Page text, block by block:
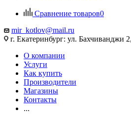
Сравнение товаров0
mir_kotlov@mail.ru
г. Екатеринбург: ул. Бахчиванджи
О компании
Услуги
Как купить
Производители
Магазины
Контакты
...